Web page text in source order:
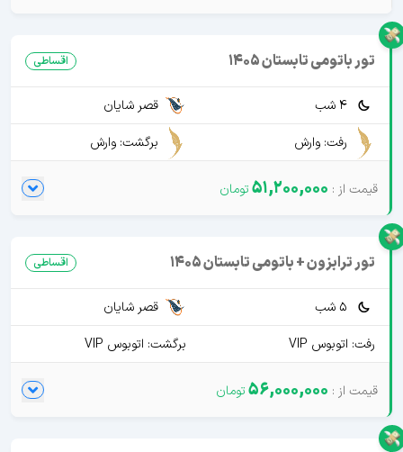
تور باتومی تابستان 1405 اقساطی
4 شب
قصر شایان
رفت: وارش
برگشت: وارش
51,200,000
تور ترابزون + باتومی تابستان 1405 اقساطی
5 شب
قصر شایان
رفت: اتوبوس VIP
برگشت: اتوبوس VIP
56,000,000